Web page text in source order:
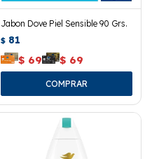
Jabon Dove Piel Sensible 90 Grs.
$ 81
$ 69 $ 69